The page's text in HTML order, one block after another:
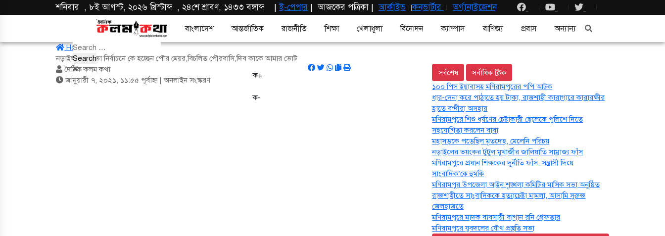
শনিবার , ৮ই আগস্ট, ২০২৬ খ্রিস্টাব্দ ,২৪শে শ্রাবণ, ১৪৩৩ বঙ্গাব্দ |ই-পেপার | আজকের পত্রিকা | আর্কাইভ |কনভার্টার । অর্গানাইজেশন
বাংলাদেশ আন্তর্জাতিক রাজনীতি শিক্ষা খেলাধূলা বিনোদন ক্যাম্পাস বাণিজ্য প্রবাস অন্যান্য
Search
for:
Home /বাংলাদেশ
নড়াইল পৌরসভা নির্বাচনে কে হচ্ছেন পৌর মেয়র,বিচলিত পৌরবাসি,দিব কাকে আমার ভোট
দৈনিক কলম কথা
জানুয়ারী ৭, ২০২১, ১১:৫৫ পূর্বাহ্ন | অনলাইন সংস্করণ
ক+
ক-
সর্বশেষ
সর্বাধিক ক্লিক
১০০ পিস ইয়াবাসহ মণিরামপুরের পপি আটক
ধার-দেনা করে পাঠাতে হয় টাকা, রাজশাহী কারাগারে কারারক্ষীর
হাতে বন্দীরা অসহায়
মণিরামপুরে শিশু ধর্ষণের চেষ্টাকারী ছেলেকে পুলিশে দিতে
সহযোগিতা করলেন বাবা
মহাসড়কে পড়েছিল মৃতদেহ, মেলেনি পরিচয়
নড়াইলের ভয়ংকর টুটুল মুখার্জীর জালিয়াতি সাম্রাজ্য ফাঁস
মণিরামপুরে প্রধান শিক্ষকের দূর্নীতি ফাঁস, সন্ত্রাসী দিয়ে
সাংবাদিক’কে হুমকি
মণিরামপুর উপজেলা আইন শৃঙ্খলা কমিটির মাসিক সভা অনুষ্ঠিত‎‎
রাজশাহীতে সাংবাদিককে হত্যাচেষ্টা মামলা, আসামি সুরুজ
জেলহাজতে
মণিরামপুরে মাদক ব্যবসায়ী বাগান রনি গ্রেফতার
মণিরামপুরে যুবদলের যৌথ প্রস্তুতি সভা